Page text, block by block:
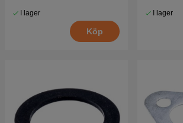
I lager
Köp
I lager